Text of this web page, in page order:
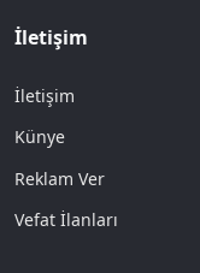
İletişim
İletişim
Künye
Reklam Ver
Vefat İlanları